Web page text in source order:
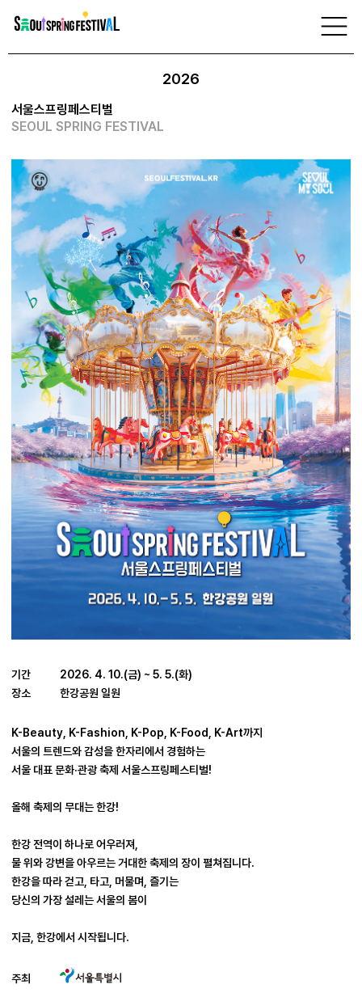
프
티
벌
2026
서울스프링페스티벌
SEOUL SPRING FESTIVAL
기간
2026. 4. 10.(금) ~ 5. 5.(화)
장소
한강공원 일원
K-Beauty, K-Fashion, K-Pop, K-Food, K-Art까지
서울의 트렌드와 감성을 한자리에서 경험하는
서울 대표 문화·관광 축제 서울스프링페스티벌!
올해 축제의 무대는 한강!
한강 전역이 하나로 어우러져,
물 위와 강변을 아우르는 거대한 축제의 장이 펼쳐집니다.
한강을 따라 걷고, 타고, 머물며, 즐기는
당신의 가장 설레는 서울의 봄이
지금, 한강에서 시작됩니다.
주최